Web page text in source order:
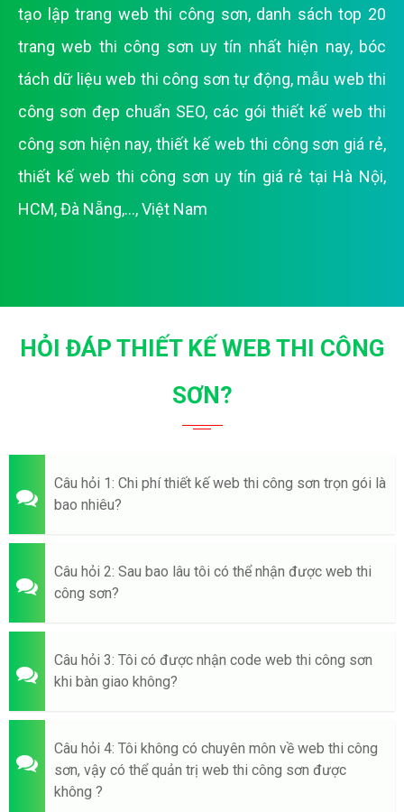
tạo lập trang web thi công sơn, danh sách top 20
trang web thi công sơn uy tín nhất hiện nay, bóc
tách dữ liệu web thi công sơn tự động, mẫu web thi
công sơn đẹp chuẩn SEO, các gói thiết kế web thi
công sơn hiện nay,thiết kế web thi công sơn giá rẻ,
thiết kế web thi công sơn uy tín giá rẻ tại Hà Nội,
HCM, Đà Nẵng,..., Việt Nam
HỎI ĐÁP THIẾT KẾ WEB THI CÔNG
SƠN?
Câu hỏi 1: Chi phí thiết kế web thi công sơn trọn gói là
bao nhiêu?
Câu hỏi 2: Sau bao lâu tôi có thể nhận được web thi
công sơn?
Câu hỏi 3: Tôi có được nhận code web thi công sơn
khi bàn giao không?
Câu hỏi 4: Tôi không có chuyên môn về web thi công
sơn, vậy có thể quản trị web thi công sơn được
không ?